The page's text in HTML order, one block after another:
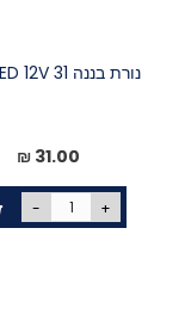
נורת בננה LED 12V 31 מ"מ
31.00 ₪
- +